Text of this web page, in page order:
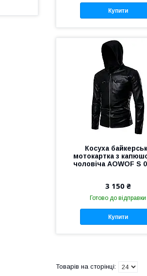
Купити
Косуха
мотокартка з
чоловіча AOWOF S
3 150 ₴
Готово до відправки
Купити